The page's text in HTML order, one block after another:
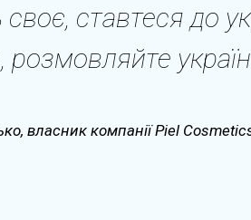
ставтеся до
розмовляйте
власник компанії Piel